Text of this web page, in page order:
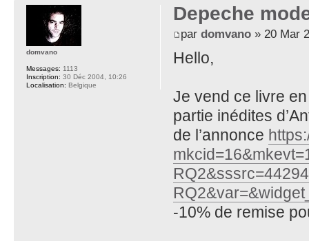
Depeche
par domvano» 20 Mar
Hello,
Je vend ce livre
partie inédites
de l’annonce
-10% de remise
domvano
Messages: 1113
Inscription: 30 Déc 2004, 10:26
Localisation: Belgique